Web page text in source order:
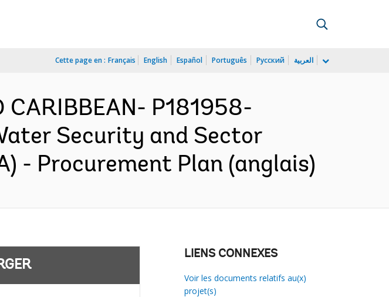
Cette page en : Français English Español Português Русский العربية
CARIBBEAN- P181958-
Security and Sector
- Procurement Plan (anglais)
LIENS CONNEXES
Voir les documents relatifs au(x)
projet(s)